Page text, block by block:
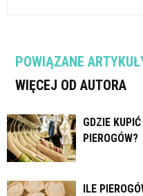
POWIĄZANE
WIĘCEJ OD AUTORA
GDZIE
PIEROGÓW?
ILE